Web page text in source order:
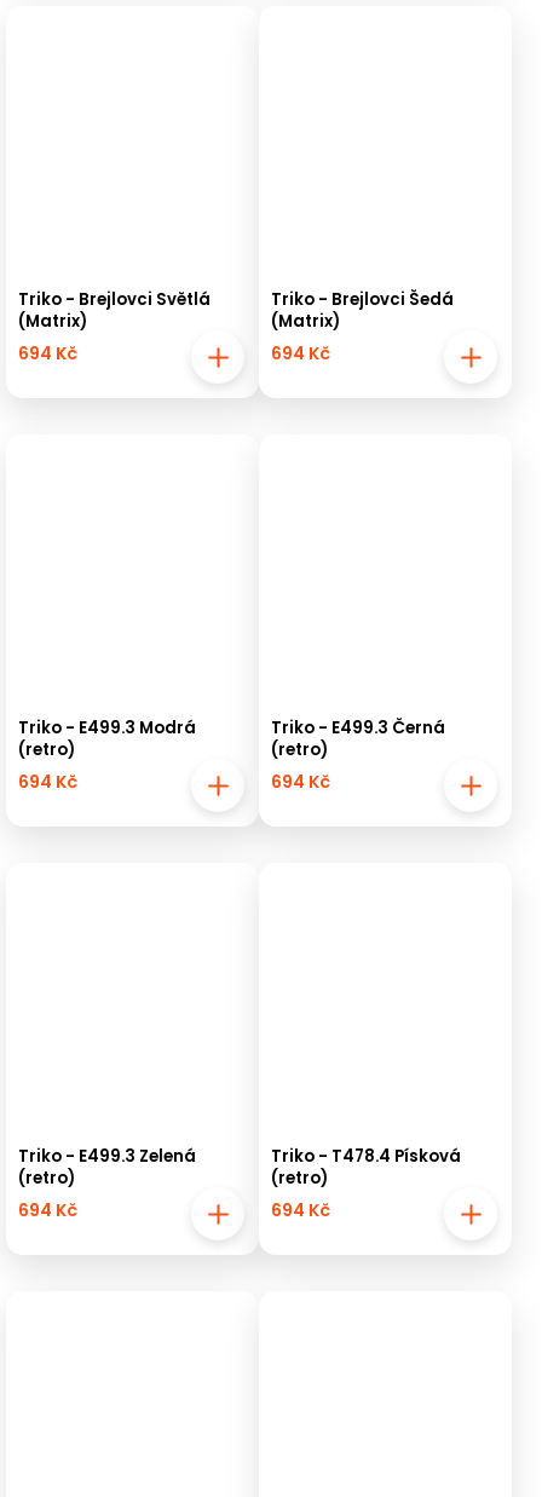
Triko - Brejlovci Světlá
(Matrix)
694 Kč
Triko - Brejlovci Šedá
(Matrix)
694 Kč
Triko - E499.3 Modrá
(retro)
694 Kč
Triko - E499.3 Černá
(retro)
694 Kč
Triko - E499.3 Zelená
(retro)
694 Kč
Triko - T478.4 Písková
(retro)
694 Kč